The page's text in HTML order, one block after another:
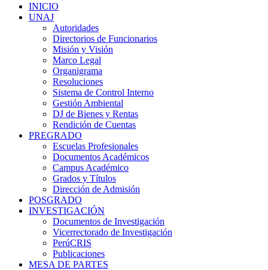
INICIO
UNAJ
Autoridades
Directorios de Funcionarios
Misión y Visión
Marco Legal
Organigrama
Resoluciones
Sistema de Control Interno
Gestión Ambiental
DJ de Bienes y Rentas
Rendición de Cuentas
PREGRADO
Escuelas Profesionales
Documentos Académicos
Campus Académico
Grados y Títulos
Dirección de Admisión
POSGRADO
INVESTIGACIÓN
Documentos de Investigación
Vicerrectorado de Investigación
PerúCRIS
Publicaciones
MESA DE PARTES